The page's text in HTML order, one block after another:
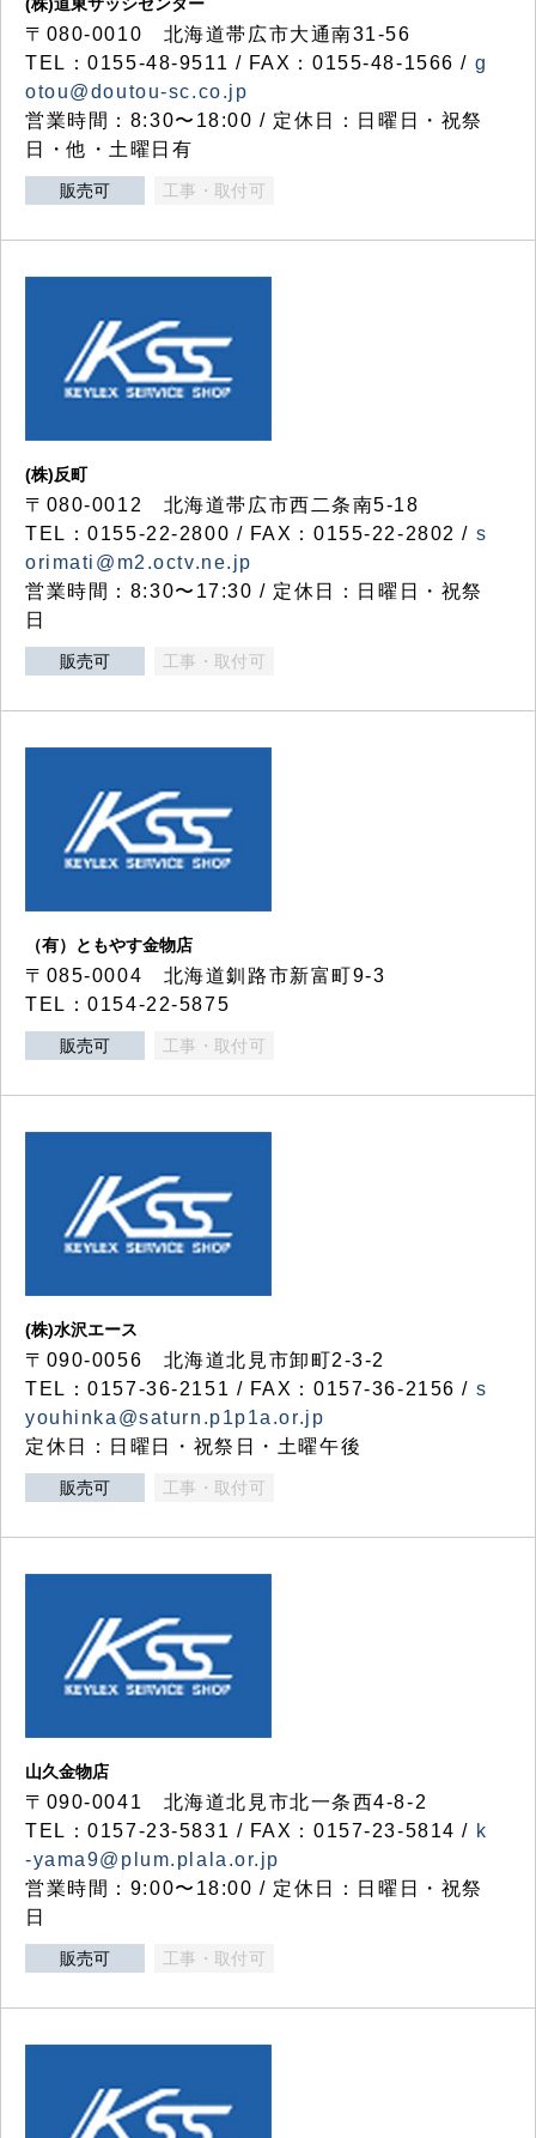
〒080-0010 北海道帯広市大通南31-56
TEL：0155-48-9511 / FAX：0155-48-1566 / g
otou@doutou-sc.co.jp
営業時間：8:30〜18:00 / 定休日：日曜日・祝祭
日・他・土曜日有
販売可 工事・取付可
(株)反町
〒080-0012 北海道帯広市西二条南5-18
TEL：0155-22-2800 / FAX：0155-22-2802 / s
orimati@m2.octv.ne.jp
営業時間：8:30〜17:30 / 定休日：日曜日・祝祭
日
販売可 工事・取付可
（有）ともやす金物店
〒085-0004 北海道釧路市新富町9-3
TEL：0154-22-5875
販売可 工事・取付可
(株)水沢エース
〒090-0056 北海道北見市卸町2-3-2
TEL：0157-36-2151 / FAX：0157-36-2156 / s
youhinka@saturn.p1p1a.or.jp
定休日：日曜日・祝祭日・土曜午後
販売可 工事・取付可
山久金物店
〒090-0041 北海道北見市北一条西4-8-2
TEL：0157-23-5831 / FAX：0157-23-5814 / k
-yama9@plum.plala.or.jp
営業時間：9:00〜18:00 / 定休日：日曜日・祝祭
日
販売可 工事・取付可